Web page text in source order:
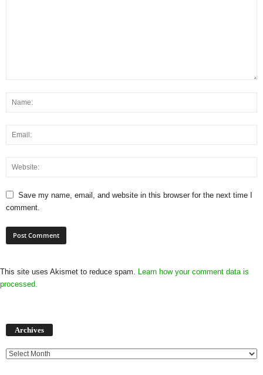
Save my name, email, and website in this browser for the next time I
comment.
This site uses Akismet to reduce spam. Learn how your comment data is
processed.
Archives